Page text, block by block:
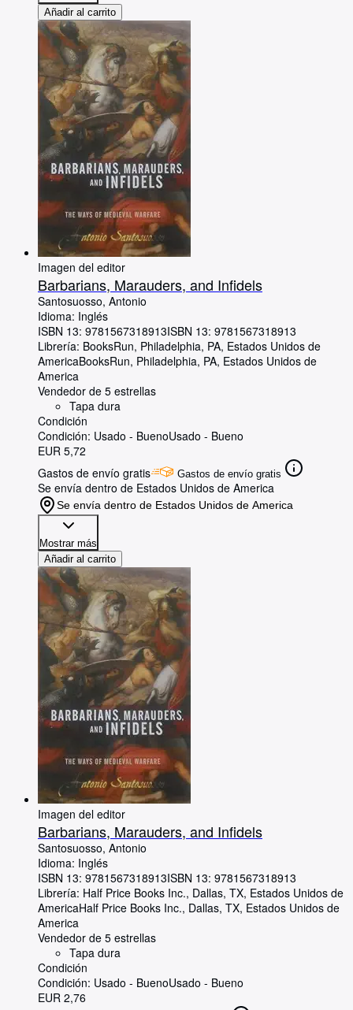
Añadir al carrito
Imagen del editor
Barbarians, Marauders, and Infidels
Santosuosso, Antonio
Idioma: Inglés
ISBN 13: 9781567318913ISBN 13: 9781567318913
Librería: BooksRun, Philadelphia, PA, Estados Unidos de
AmericaBooksRun, Philadelphia, PA, Estados Unidos de
America
Vendedor de 5 estrellas
Tapa dura
Condición
Condición: Usado - BuenoUsado - Bueno
EUR 5,72
Gastos de envío gratis
Gastos de envío gratis
Se envía dentro de Estados Unidos de America
Se envía dentro de Estados Unidos de America
Mostrar más
Añadir al carrito
Imagen del editor
Barbarians, Marauders, and Infidels
Santosuosso, Antonio
Idioma: Inglés
ISBN 13: 9781567318913ISBN 13: 9781567318913
Librería: Half Price Books Inc., Dallas, TX, Estados Unidos de
AmericaHalf Price Books Inc., Dallas, TX, Estados Unidos de
America
Vendedor de 5 estrellas
Tapa dura
Condición
Condición: Usado - BuenoUsado - Bueno
EUR 2,76